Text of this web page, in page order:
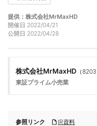
提供：株式会社MrMaxHD
開催日 2022/04/21
公開日 2022/04/28
株式会社MrMaxHD （8203
東証プライム小売業
参照リンク IR資料